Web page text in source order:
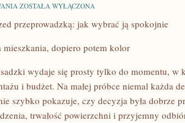
PODŁOGA
DOMU
JAK
JĄ
CODZIENNEGO
ŻYCIA
ZOSTAŁA WYŁĄCZONA
przeprowadzką: jak wybrać ją spokojnie
dopiero potem kolor
wydaje się prosty tylko do momentu, w
i budżet. Na małej próbce niemal każda
szybko pokazuje, czy decyzja była dobrze
trwałość powierzchni i przyjemny